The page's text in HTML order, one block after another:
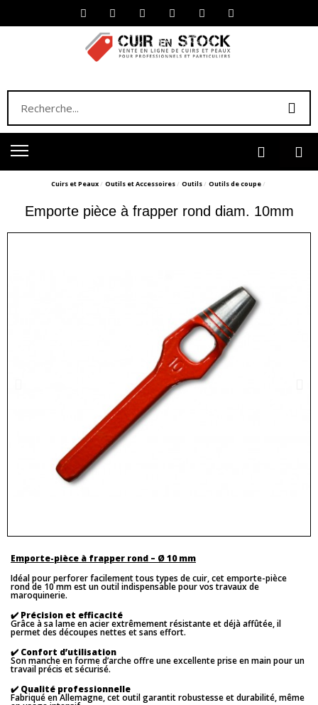
Cuirs et Peaux Outils et Accessoires Outils Outils de coupe
Emporte pièce à frapper rond diam. 10mm
Emporte-pièce à frapper rond – Ø 10 mm
Idéal pour perforer facilement tous types de cuir, cet emporte-pièce
rond de 10 mm est un outil indispensable pour vos travaux de
maroquinerie.
✔️ Précision et efficacité
Grâce à sa lame en acier extrêmement résistante et déjà affûtée, il
permet des découpes nettes et sans effort.
✔️ Confort d’utilisation
Son manche en forme d’arche offre une excellente prise en main pour un
travail précis et sécurisé.
✔️ Qualité professionnelle
Fabriqué en Allemagne, cet outil garantit robustesse et durabilité, même